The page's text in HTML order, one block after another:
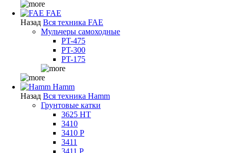
FAE
Назад Вся техника FAE
Мульчеры самоходные
PT-475
PT-300
PT-175
Hamm
Назад Вся техника Hamm
Грунтовые катки
3625 HT
3410
3410 P
3411
3411 P